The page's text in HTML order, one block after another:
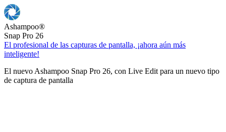
Ashampoo®
Snap Pro 26
El profesional de las capturas de pantalla, ¡ahora aún más
inteligente!
El nuevo Ashampoo Snap Pro 26, con Live Edit para un nuevo tipo
de captura de pantalla